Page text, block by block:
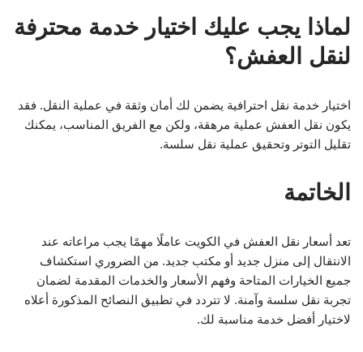
لماذا يجب عليك اختيار خدمة محترفة
لنقل العفش؟
اختيار خدمة نقل احترافية يضمن لك أمان وثقة في عملية النقل. فقد
يكون نقل العفش عملية مرهقة، ولكن مع الفريق المناسب، يمكنك
تقليل التوتر وتحقيق عملية نقل سلسة.
الخاتمة
تعد أسعار نقل العفش في الكويت عاملًا مهمًا يجب مراعاته عند
الانتقال إلى منزل جديد أو مكتب جديد. من الضروري استكشاف
جميع الخيارات المتاحة وفهم الأسعار والخدمات المقدمة لضمان
تجربة نقل سلسة وآمنة. لا تتردد في تطبيق النصائح المذكورة أعلاه
لاختيار أفضل خدمة مناسبة لك.